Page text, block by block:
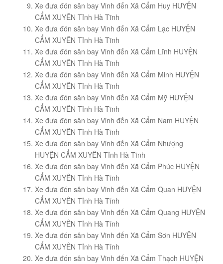
Xe đưa đón sân bay Vinh đến Xã Cẩm Huy HUYỆN
CẨM XUYÊN Tỉnh Hà Tĩnh
Xe đưa đón sân bay Vinh đến Xã Cẩm Lạc HUYỆN
CẨM XUYÊN Tỉnh Hà Tĩnh
Xe đưa đón sân bay Vinh đến Xã Cẩm Lĩnh HUYỆN
CẨM XUYÊN Tỉnh Hà Tĩnh
Xe đưa đón sân bay Vinh đến Xã Cẩm Minh HUYỆN
CẨM XUYÊN Tỉnh Hà Tĩnh
Xe đưa đón sân bay Vinh đến Xã Cẩm Mỹ HUYỆN
CẨM XUYÊN Tỉnh Hà Tĩnh
Xe đưa đón sân bay Vinh đến Xã Cẩm Nam HUYỆN
CẨM XUYÊN Tỉnh Hà Tĩnh
Xe đưa đón sân bay Vinh đến Xã Cẩm Nhượng
HUYỆN CẨM XUYÊN Tỉnh Hà Tĩnh
Xe đưa đón sân bay Vinh đến Xã Cẩm Phúc HUYỆN
CẨM XUYÊN Tỉnh Hà Tĩnh
Xe đưa đón sân bay Vinh đến Xã Cẩm Quan HUYỆN
CẨM XUYÊN Tỉnh Hà Tĩnh
Xe đưa đón sân bay Vinh đến Xã Cẩm Quang HUYỆN
CẨM XUYÊN Tỉnh Hà Tĩnh
Xe đưa đón sân bay Vinh đến Xã Cẩm Sơn HUYỆN
CẨM XUYÊN Tỉnh Hà Tĩnh
Xe đưa đón sân bay Vinh đến Xã Cẩm Thạch HUYỆN